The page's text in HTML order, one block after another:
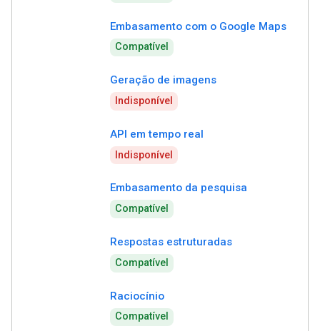
Embasamento com o Google Maps
Compatível
Geração de imagens
Indisponível
API em tempo real
Indisponível
Embasamento da pesquisa
Compatível
Respostas estruturadas
Compatível
Raciocínio
Compatível